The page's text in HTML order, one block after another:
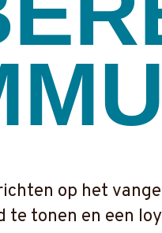
op het
te tonen en een